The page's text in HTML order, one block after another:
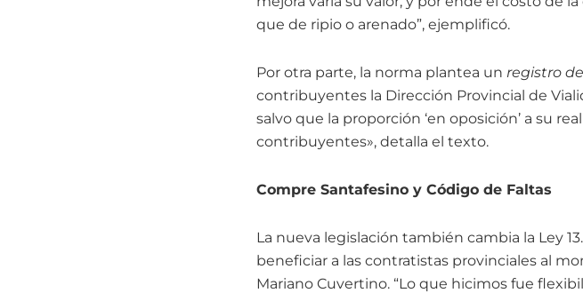
que de ripio o arenado”, ejemplificó.
Por otra parte, la norma plantea un registro
contribuyentes la Dirección Provincial de
salvo que la proporción ‘en oposición’ a su
contribuyentes», detalla el texto.
Compre Santafesino y Código de Faltas
La nueva legislación también cambia la Ley
beneficiar a las contratistas provinciales al
Mariano Cuvertino. “Lo que hicimos fue